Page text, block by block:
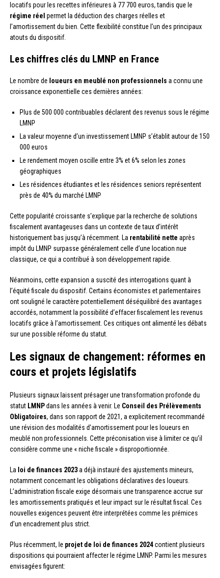
locatifs pour les recettes inférieures à 77 700 euros, tandis que le
régime réel permet la déduction des charges réelles et
l’amortissement du bien. Cette flexibilité constitue l’un des principaux
atouts du dispositif.
Les chiffres clés du LMNP en France
Le nombre de loueurs en meublé non professionnels a connu une
croissance exponentielle ces dernières années:
Plus de 500 000 contribuables déclarent des revenus sous le régime
LMNP
La valeur moyenne d’un investissement LMNP s’établit autour de 150
000 euros
Le rendement moyen oscille entre 3% et 6% selon les zones
géographiques
Les résidences étudiantes et les résidences seniors représentent
près de 40% du marché LMNP
Cette popularité croissante s’explique par la recherche de solutions
fiscalement avantageuses dans un contexte de taux d’intérêt
historiquement bas jusqu’à récemment. La rentabilité nette après
impôt du LMNP surpasse généralement celle d’une location nue
classique, ce qui a contribué à son développement rapide.
Néanmoins, cette expansion a suscité des interrogations quant à
l’équité fiscale du dispositif. Certains économistes et parlementaires
ont souligné le caractère potentiellement déséquilibré des avantages
accordés, notamment la possibilité d’effacer fiscalement les revenus
locatifs grâce à l’amortissement. Ces critiques ont alimenté les débats
sur une possible réforme du statut.
Les signaux de changement: réformes en
cours et projets législatifs
Plusieurs signaux laissent présager une transformation profonde du
statut LMNPdans les années à venir. Le Conseil des Prélèvements
Obligatoires, dans son rapport de 2021, a explicitement recommandé
une révision des modalités d’amortissement pour les loueurs en
meublé non professionnels. Cette préconisation vise à limiter ce qu’il
considère comme une « niche fiscale » disproportionnée.
La loi de finances 2023a déjà instauré des ajustements mineurs,
notamment concernant les obligations déclaratives des loueurs.
L’administration fiscale exige désormais une transparence accrue sur
les amortissements pratiqués et leur impact sur le résultat fiscal. Ces
nouvelles exigences peuvent être interprétées comme les prémices
d’un encadrement plus strict.
Plus récemment, le projet de loi de finances 2024contient plusieurs
dispositions qui pourraient affecter le régime LMNP. Parmi les mesures
envisagées figurent: